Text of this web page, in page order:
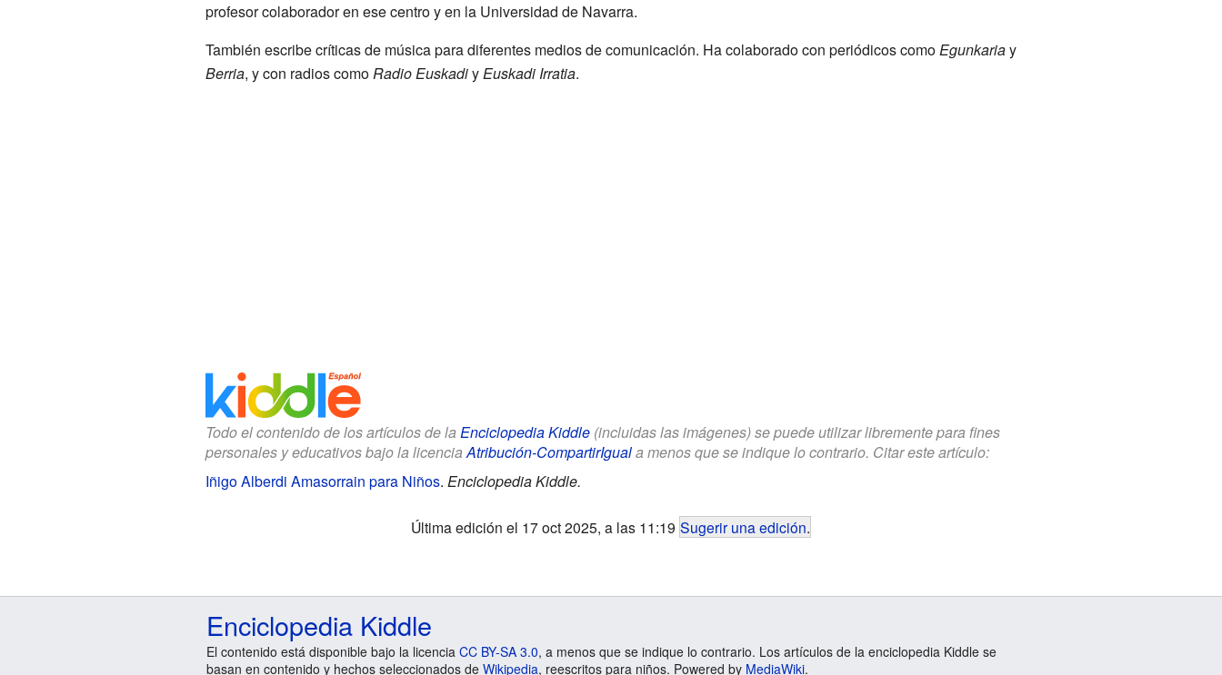
profesor colaborador en ese centro y en la Universidad de Navarra.
También escribe críticas de música para diferentes medios de comunicación. Ha colaborado con periódicos comoEgunkariay
Berria, y con radios comoRadio EuskadiyEuskadi Irratia.
Todo el contenido de los artículos de la Enciclopedia Kiddle(incluidas las imágenes) se puede utilizar libremente para fines
personales y educativos bajo la licenciaAtribución-CompartirIguala menos que se indique lo contrario. Citar este artículo:
Iñigo Alberdi Amasorrain para Niños. Enciclopedia Kiddle.
Última edición el 17 oct 2025, a las 11:19 Sugerir una edición.
Enciclopedia Kiddle
El contenido está disponible bajo la licencia CC BY-SA 3.0, a menos que se indique lo contrario. Los artículos de la enciclopedia Kiddle se
basan en contenido y hechos seleccionados de Wikipedia, reescritos para niños. Powered by MediaWiki.